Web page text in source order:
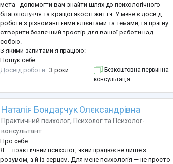
мета - допомогти вам знайти шлях до психологічного
благополуччя та кращої якості життя. У мене є досвід
роботи з різноманітними клієнтами та темами, і я прагну
створити безпечний простір для вашої роботи над
собою.
З якими запитами я працюю:
Пошук себе:
-підвищення самооцінки;
-будування особистих кордонів;
-зміни в житті;
-знайти нові цілі.
Сексуальні відносини:
-покращити сексуальне життя;
-підвищити лібідо;
-працювати з питанням сексуальності.
...
Досвід роботи 3 роки
Безкоштовна первинна
консультація
Наталія Бондарчук Олександрівна
Практичний психолог, Психологта Психолог-
консультант
Про себе
Я — практичний психолог, який працює не лише з
розумом, а й із серцем. Для мене психологія — не просто